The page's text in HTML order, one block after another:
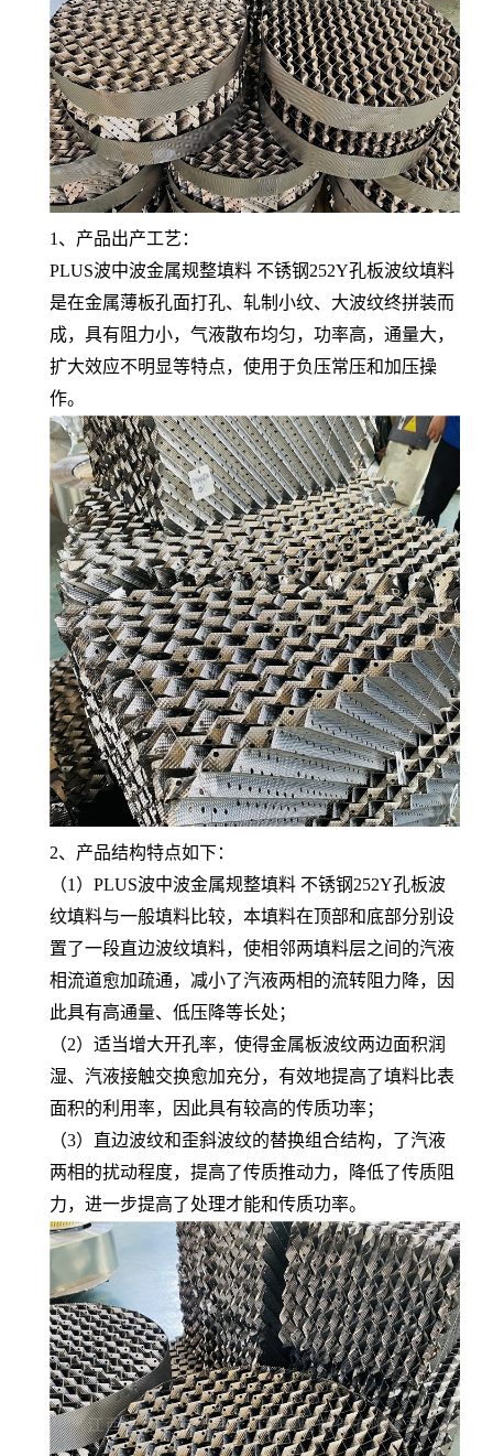
1、产品出产工艺：
PLUS波中波金属规整填料 不锈钢252Y孔板波纹填料
是在金属薄板孔面打孔、轧制小纹、大波纹终拼装而
成，具有阻力小，气液散布均匀，功率高，通量大，
扩大效应不明显等特点，使用于负压常压和加压操
作。
2、产品结构特点如下：
（1）PLUS波中波金属规整填料 不锈钢252Y孔板波
纹填料与一般填料比较，本填料在顶部和底部分别设
置了一段直边波纹填料，使相邻两填料层之间的汽液
相流道愈加疏通，减小了汽液两相的流转阻力降，因
此具有高通量、低压降等长处；
（2）适当增大开孔率，使得金属板波纹两边面积润
湿、汽液接触交换愈加充分，有效地提高了填料比表
面积的利用率，因此具有较高的传质功率；
（3）直边波纹和歪斜波纹的替换组合结构，了汽液
两相的扰动程度，提高了传质推动力，降低了传质阻
力，进一步提高了处理才能和传质功率。